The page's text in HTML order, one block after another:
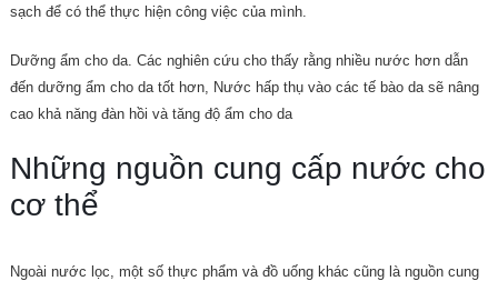
sạch để có thể thực hiện công việc của mình.
Dưỡng ẩm cho da. Các nghiên cứu cho thấy rằng nhiều nước hơn dẫn
đến dưỡng ẩm cho da tốt hơn, Nước hấp thụ vào các tế bào da sẽ nâng
cao khả năng đàn hồi và tăng độ ẩm cho da
Những nguồn cung cấp nước cho
cơ thể
Ngoài nước lọc, một số thực phẩm và đồ uống khác cũng là nguồn cung